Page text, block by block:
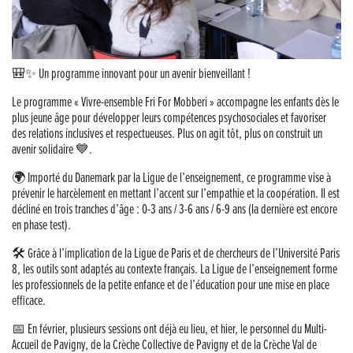
Musique dans la rue !
Retour sur la 5e édition du Tournoi Foot Civisme
Carton plein pour la Jog’in Music
Victoire pour Lons-le-Saunier !
Lutter contre la prolifération du moustique tigre sur le territoire d’ECLA
Une belle journée de découverte pour les élèves de Poligny !
Nouvelle signalétique rue Pasteur pour la Médiathèque Cinéma 4C
Summer Camp NBA Basketball School à Lons-le-Saunier !
🇫🇷✨ Cérémonie de la Victoire du 8 mai
🎒✨ Un programme innovant pour un avenir bienveillant !
Le programme « Vivre-ensemble Fri For Mobberi » accompagne les enfants dès le
plus jeune âge pour développer leurs compétences psychosociales et favoriser
des relations inclusives et respectueuses. Plus on agit tôt, plus on construit un
avenir solidaire 💙.
🌍 Importé du Danemark par la Ligue de l’enseignement, ce programme vise à
prévenir le harcèlement en mettant l’accent sur l’empathie et la coopération. Il est
décliné en trois tranches d’âge : 0-3 ans / 3-6 ans / 6-9 ans (la dernière est encore
en phase test).
🛠️ Grâce à l’implication de la Ligue de Paris et de chercheurs de l’Université Paris
8, les outils sont adaptés au contexte français. La Ligue de l’enseignement forme
les professionnels de la petite enfance et de l’éducation pour une mise en place
efficace.
📅 En février, plusieurs sessions ont déjà eu lieu, et hier, le personnel du Multi-
Accueil de Pavigny, de la Crèche Collective de Pavigny et de la Crèche Val de